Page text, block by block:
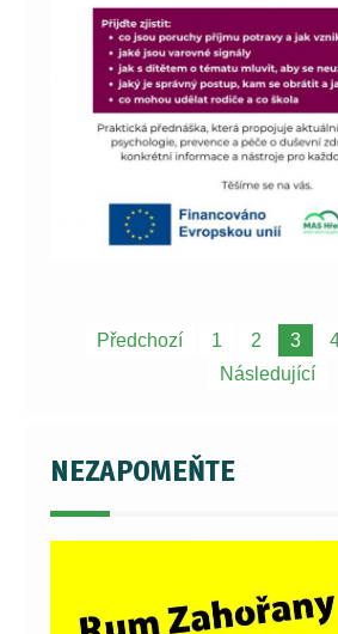
Navigace
Předchozí 1 2 3
Následující
NEZAPOMEŇTE